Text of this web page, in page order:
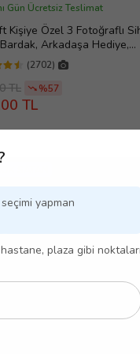
yapman
plaza gibi noktaları
Gün Ücretsiz Teslimat
Kişiye Özel 3 Fotoğraflı
Arkadaşa Hediye,
Hediye
(2702)
TL %57
TL